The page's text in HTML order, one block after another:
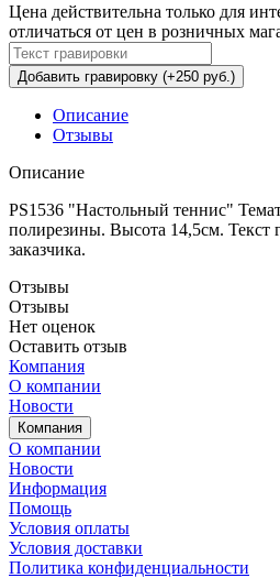
Цена действительна только для
отличаться от цен в розничных
Добавить гравировку (+250 руб.)
Описание
Отзывы
Описание
PS1536 "Настольный теннис"
полирезины. Высота 14,5см. Текст
заказчика.
Отзывы
Отзывы
Нет оценок
Оставить отзыв
Компания
О компании
Новости
Компания
О компании
Новости
Информация
Помощь
Условия оплаты
Условия доставки
Политика конфиденциальности